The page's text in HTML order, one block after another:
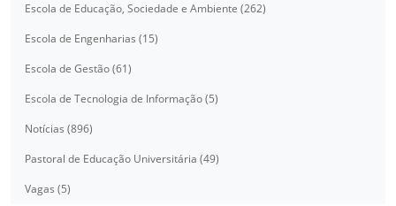
Escola de Educação, Sociedade e Ambiente (262)
Escola de Engenharias (15)
Escola de Gestão (61)
Escola de Tecnologia de Informação (5)
Notícias (896)
Pastoral de Educação Universitária (49)
Vagas (5)